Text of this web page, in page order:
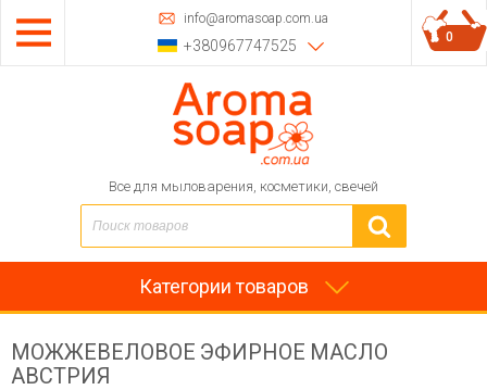
info@aromasoap.com.ua
+380967747525
Все для мыловарения, косметики, свечей
0
Категории товаров
МОЖЖЕВЕЛОВОЕ ЭФИРНОЕ МАСЛО
АВСТРИЯ